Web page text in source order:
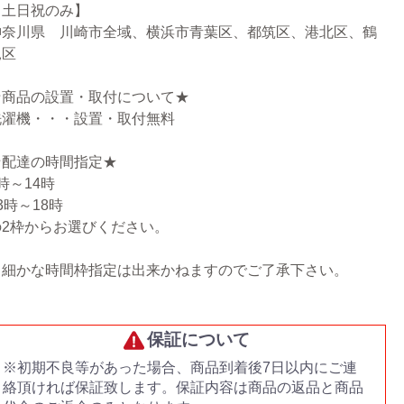
日祝のみ】
川県 川崎市全域、横浜市青葉区、都筑区、港北区、鶴
品の設置・取付について★
機・・・設置・取付無料
達の時間指定★
～14時
時～18時
枠からお選びください。
かな時間枠指定は出来かねますのでご了承下さい。
保証について
※初期不良等があった場合、商品到着後7日以内にご連
絡頂ければ保証致します。保証内容は商品の返品と商品